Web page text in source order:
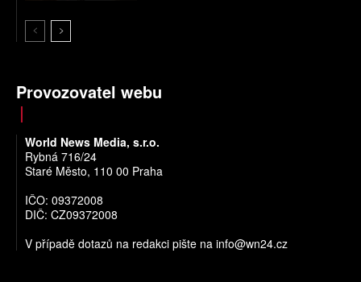
Provozovatel webu
World News Media, s.r.o.
Rybná 716/24
Staré Město, 110 00 Praha
IČO: 09372008
DIČ: CZ09372008
V případě dotazů na redakci pište na info@wn24.cz